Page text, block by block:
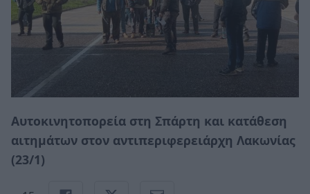
Αυτοκινητοπορεία στη Σπάρτη και κατάθεση
αιτημάτων στον αντιπεριφερειάρχη Λακωνίας
(23/1)